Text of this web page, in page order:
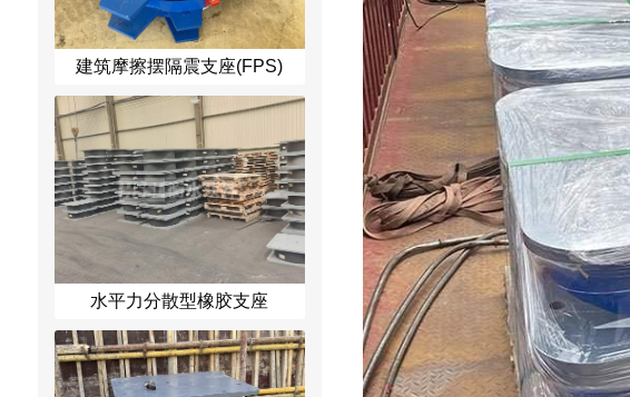
建筑摩擦摆隔震支座(FPS)
水平力分散型橡胶支座